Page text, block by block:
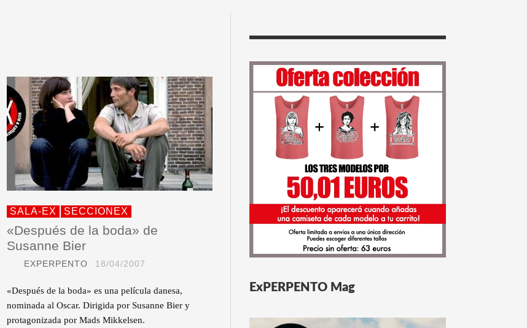
SALA-EX SECCIONEX
«Después de la boda» de
Susanne Bier
EXPERPENTO 18/04/2007
«Después de la boda» es una película danesa,
nominada al Oscar. Dirigida por Susanne Bier y
protagonizada por Mads Mikkelsen.
ExPERPENTO Mag